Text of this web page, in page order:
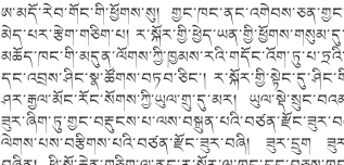
ཨ་མདོ་རེབ་གོང་གི་ཕྱོགས་སུ།
མེད་པར་རྩེག་གཅིག་པ།
དང་འབྲས་ཤིང་སྣ་ཚོགས་བཏབ་ཅིང་།
ཤར་རྒྱལ་མོང་རོང་སོགས་ཀྱི་ཡུལ་གྲུ་དུ་མར།
ལེགས་པས་བརྩིགས་པའི་བཙན་རྫོང་ཟུར་བཞི། ཟུར་དྲུག